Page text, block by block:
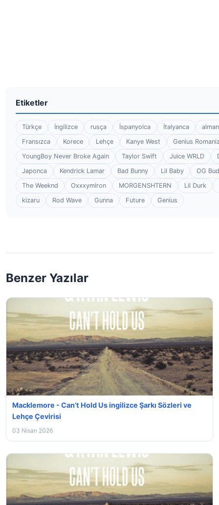
Etiketler
Türkçe İngilizce rusça İspanyolca İtalyanca
Fransızca
Korece Lehçe Kanye West
Genius
YoungBoy Never Broke Again
Taylor Swift Juice WRLD
Japonca
Kendrick Lamar Bad Bunny Lil Baby
OG
The Weeknd
Oxxxymiron MORGENSHTERN
Lil Durk
kizaru
Rod Wave Gunna Future Genius
Benzer Yazılar
Macklemore - Can’t Hold Us ingilizce Şarkı Sözleri ve
Lehçe Çevirisi
03 Nisan 2026